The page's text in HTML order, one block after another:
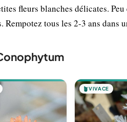
fleurs blanches délicates.
tous les 2-3 ans dans
🪴VIVACE